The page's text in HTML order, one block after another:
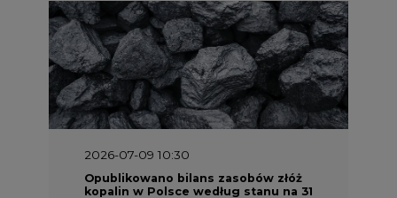
2026-07-09 10:30
Opublikowano bilans zasobów złóż
kopalin w Polsce według stanu na 31